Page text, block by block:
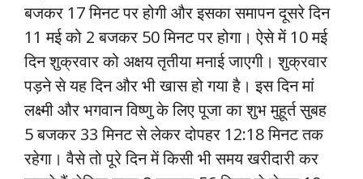
बजकर 17 मिनट पर होगी और इसका समापन दूसरे दिन
11 मई को 2 बजकर 50 मिनट पर होगा। ऐसे में 10 मई
दिन शुक्रवार को अक्षय तृतीया मनाई जाएगी। शुक्रवार
पड़ने से यह दिन और भी खास हो गया है। इस दिन मां
लक्ष्मी और भगवान विष्णु के लिए पूजा का शुभ मुहूर्त सुबह
5 बजकर 33 मिनट से लेकर दोपहर 12:18 मिनट तक
रहेगा। वैसे तो पूरे दिन में किसी भी समय खरीदारी कर